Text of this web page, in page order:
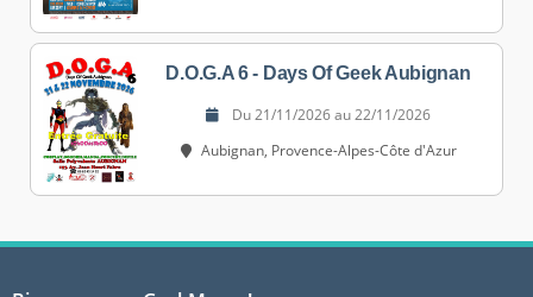
D.O.G.A 6 - Days Of Geek Aubignan
Du 21/11/2026 au 22/11/2026
Aubignan, Provence-Alpes-Côte d'Azur